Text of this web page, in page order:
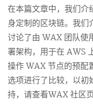
在本篇文章中，我们
身定制的区块链。我
讨论了由 WAX 团队使
署架构，用于在 AWS
操作 WAX 节点的预配
选项进行了比较，以
持，请查看WAX 社区页